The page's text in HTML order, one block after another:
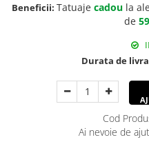
Beneficii: Tatuaje cadoula
de
Durata de
Cod
Ai nevoie de